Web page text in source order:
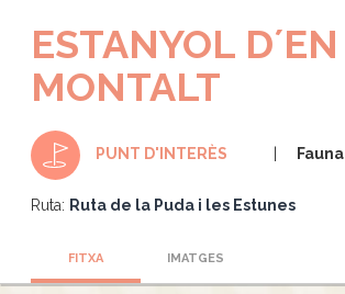
ESTANYOL D´EN
MONTALT
PUNT D'INTERÈS Fauna
Ruta: Ruta de la Puda i les Estunes
FITXA IMATGES